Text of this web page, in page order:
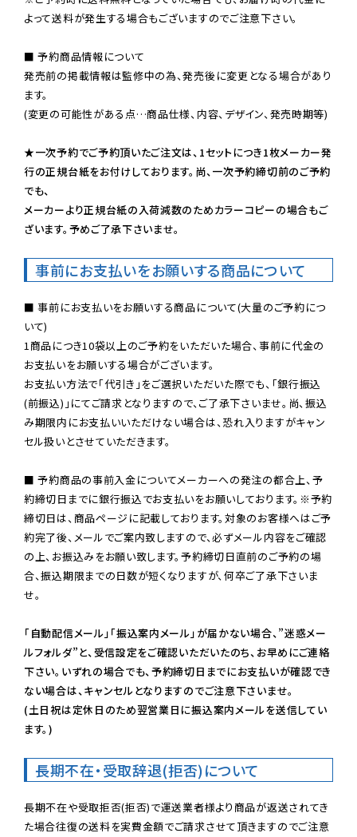
よって送料が発生する場合もございますのでご注意下さい。
■ 予約商品情報について
発売前の掲載情報は監修中の為、発売後に変更となる場合があり
ます。
(変更の可能性がある点…商品仕様、内容、デザイン、発売時期等)
★一次予約でご予約頂いたご注文は、1セットにつき1枚メーカー発
行の正規台紙をお付けしております。尚、一次予約締切前のご予約
でも、
メーカーより正規台紙の入荷減数のためカラーコピーの場合もご
ざいます。予めご了承下さいませ。
事前にお支払いをお願いする商品について
■ 事前にお支払いをお願いする商品について(大量のご予約につ
いて)
1商品につき10袋以上のご予約をいただいた場合、事前に代金の
お支払いをお願いする場合がございます。
お支払い方法で「代引き」をご選択いただいた際でも、「銀行振込
(前振込)」にてご請求となりますので、ご了承下さいませ。尚、振込
み期限内にお支払いいただけない場合は、恐れ入りますがキャン
セル扱いとさせていただきます。
■ 予約商品の事前入金についてメーカーへの発注の都合上、予
約締切日までに銀行振込でお支払いをお願いしております。※予約
締切日は、商品ページに記載しております。対象のお客様へはご予
約完了後、メールでご案内致しますので、必ずメール内容をご確認
の上、お振込みをお願い致します。予約締切日直前のご予約の場
合、振込期限までの日数が短くなりますが、何卒ご了承下さいま
せ。
「自動配信メール」「振込案内メール」が届かない場合、”迷惑メー
ルフォルダ”と、受信設定をご確認いただいたのち、お早めにご連絡
下さい。いずれの場合でも、予約締切日までにお支払いが確認でき
ない場合は、キャンセルとなりますのでご注意下さいませ。
(土日祝は定休日のため翌営業日に振込案内メールを送信してい
ます。)
長期不在・受取辞退(拒否)について
長期不在や受取拒否(拒否)で運送業者様より商品が返送されてき
た場合往復の送料を実費金額でご請求させて頂きますのでご注意